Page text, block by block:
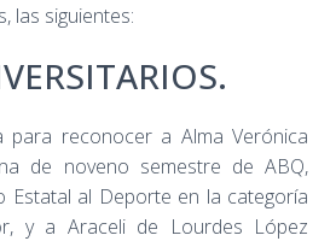
las siguientes:
reconocer a Alma Verónica
de noveno semestre de ABQ,
Estatal al Deporte en la categoría
y a Araceli de Lourdes López